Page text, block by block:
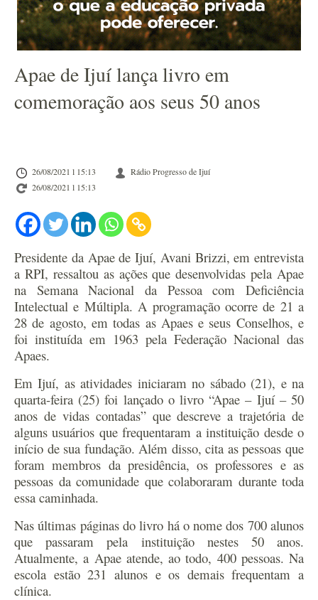
Apae de Ijuí lança livro em
comemoração aos seus 50 anos
26/08/2021 l 15:13
Rádio Progresso de Ijuí
26/08/2021 l 15:13
Presidente da Apae de Ijuí, Avani Brizzi, em entrevista
a RPI, ressaltou as ações que desenvolvidas pela Apae
na Semana Nacional da Pessoa com Deficiência
Intelectual e Múltipla. A programação ocorre de 21 a
28 de agosto, em todas as Apaes e seus Conselhos, e
foi instituída em 1963 pela Federação Nacional das
Apaes.
Em Ijuí, as atividades iniciaram no sábado (21), e na
quarta-feira (25) foi lançado o livro “Apae – Ijuí – 50
anos de vidas contadas” que descreve a trajetória de
alguns usuários que frequentaram a instituição desde o
início de sua fundação. Além disso, cita as pessoas que
foram membros da presidência, os professores e as
pessoas da comunidade que colaboraram durante toda
essa caminhada.
Nas últimas páginas do livro há o nome dos 700 alunos
que passaram pela instituição nestes 50 anos.
Atualmente, a Apae atende, ao todo, 400 pessoas. Na
escola estão 231 alunos e os demais frequentam a
clínica.